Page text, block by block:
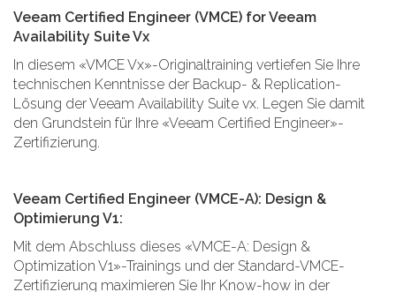
Veeam Certified Engineer (VMCE) for Veeam
Availability Suite Vx
In diesem «VMCE Vx»-Originaltraining vertiefen Sie Ihre
technischen Kenntnisse der Backup- & Replication-
Lösung der Veeam Availability Suite vx. Legen Sie damit
den Grundstein für Ihre «Veeam Certified Engineer»-
Zertifizierung.
Veeam Certified Engineer (VMCE-A): Design &
Optimierung V1:
Mit dem Abschluss dieses «VMCE-A: Design &
Optimization V1»-Trainings und der Standard-VMCE-
Zertifizierung maximieren Sie Ihr Know-how in der